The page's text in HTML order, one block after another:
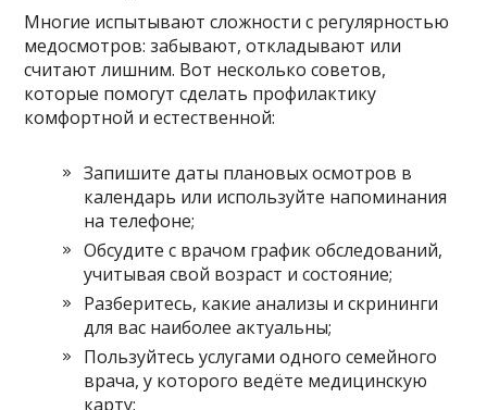
Многие испытывают сложности с регулярностью
медосмотров: забывают, откладывают или
считают лишним. Вот несколько советов,
которые помогут сделать профилактику
комфортной и естественной:
Запишите даты плановых осмотров в
календарь или используйте напоминания
на телефоне;
Обсудите с врачом график обследований,
учитывая свой возраст и состояние;
Разберитесь, какие анализы и скрининги
для вас наиболее актуальны;
Пользуйтесь услугами одного семейного
врача, у которого ведёте медицинскую
карту;